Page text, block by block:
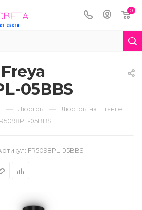
0
05BBS
— Люстры — Люстры на штанге
05BBS
FR5098PL-05BBS